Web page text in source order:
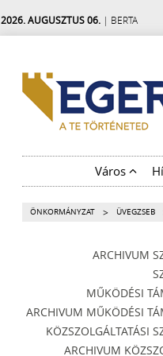
2026. AUGUSZTUS 06. | BERTA
Város
ÖNKORMÁNYZAT > ÜVEGZSEB
ARCHIVUM
MŰKÖDÉSI
ARCHIVUM MŰKÖDÉSI
KÖZSZOLGÁLTATÁSI
ARCHIVUM